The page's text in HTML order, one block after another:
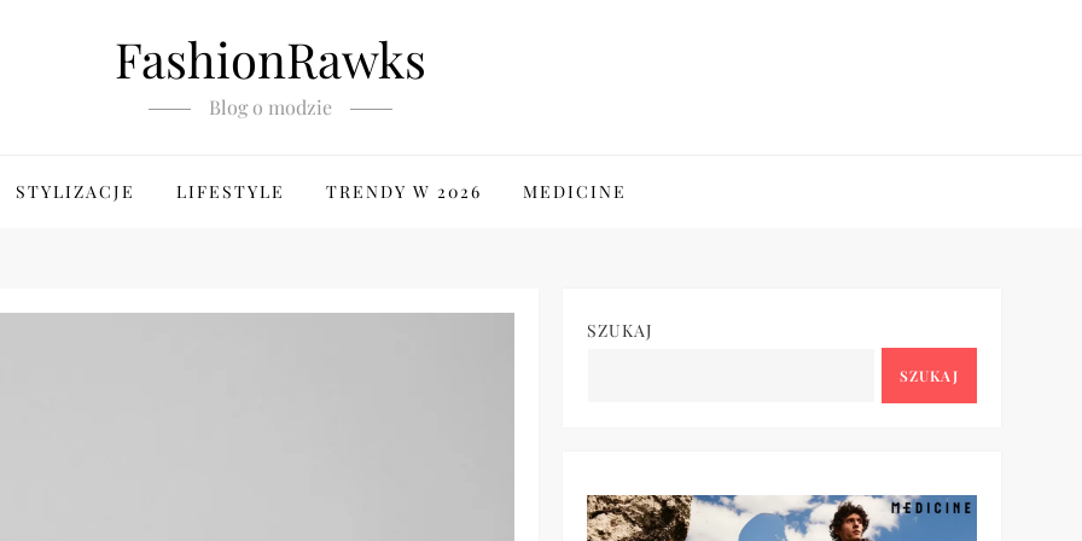
FashionRawks
Blog o modzie
STYLIZACJE LIFESTYLE TRENDY W 2026 MEDICINE
SZUKAJ
SZUKAJ